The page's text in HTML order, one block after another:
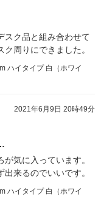
スク品と組み合わせて
周りにできました。
ハイタイプ 白（ホワイ
2021年6月9日 20時49分
気に入っています。
来るのでいいです。
ハイタイプ 白（ホワイ